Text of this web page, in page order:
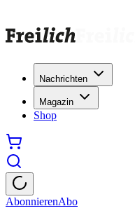
Nachrichten
Magazin
Shop
AbonnierenAbo